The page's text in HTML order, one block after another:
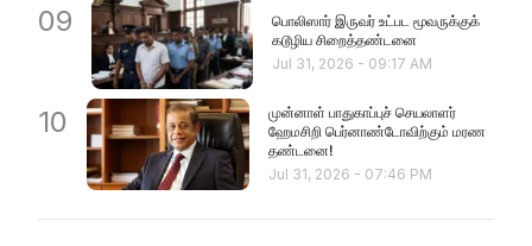
09
பொலிஸார் இருவர் உட்பட மூவருக்குக்
கடூழிய சிறைத்தண்டனை
Jul 31, 2026 - 09:17 AM
10
முன்னாள் பாதுகாப்புச் செயலாளர்
ஹேமசிறி பெர்னாண்டோவிற்கும் மரண
தண்டனை!
Jul 31, 2026 - 07:46 PM